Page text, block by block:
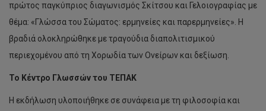
πρώτος παγκύπριος διαγωνισμός Σκίτσου και Γελοιογραφίας με
θέμα: «Γλώσσα του Σώματος: ερμηνείες και παρερμηνείες». Η
βραδιά ολοκληρώθηκε με τραγούδια διαπολιτισμικού
περιεχομένου από τη Χορωδία των Ονείρων και δεξίωση.
Το Κέντρο Γλωσσών του ΤΕΠΑΚ
Η εκδήλωση υλοποιήθηκε σε συνάφεια με τη φιλοσοφία και